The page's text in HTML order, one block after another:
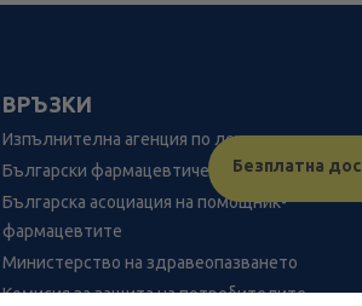
Безплатна
ВРЪЗКИ
Изпълнителна агенция по лекарствата
Български фармацевтичен съюз
Българска асоциация на помощник-
фармацевтите
Министерство на здравеопазването
Комисия за защита на потребителите